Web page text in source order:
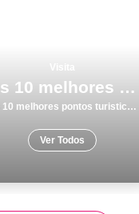
Os 10 melhores pontos turisticos e passeios em Sesimbra
Os 10 melhores pontos turisticos e passeios em Sesimbra
Ver Todos